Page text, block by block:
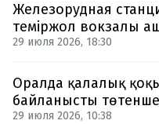
Железорудная
теміржол вокзалы
29 июля 2026, 18:30
Оралда қалалық
байланысты төтенше
29 июля 2026, 10:38